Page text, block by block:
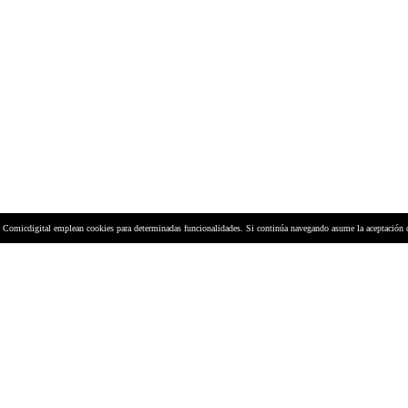
emplean cookies para determinadas funcionalidades. Si continúa navegando asume la aceptación